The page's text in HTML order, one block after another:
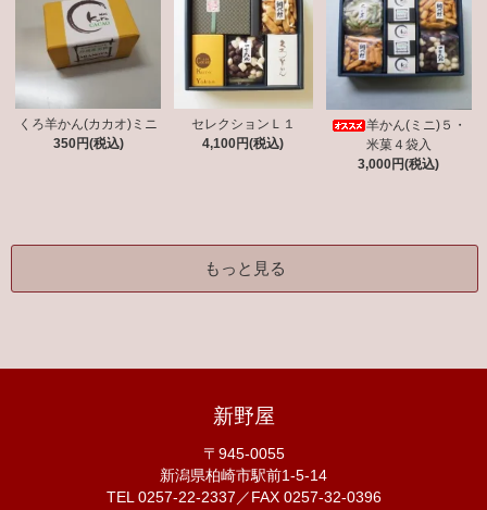
くろ羊かん(カカオ)ミニ
350円(税込)
セレクションＬ１
4,100円(税込)
羊かん(ミニ)５・
米菓４袋入
3,000円(税込)
もっと見る
新野屋
〒945-0055
新潟県柏崎市駅前1-5-14
TEL 0257-22-2337／FAX 0257-32-0396